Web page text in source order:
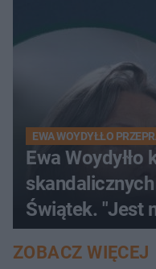
EWA WOYDYŁŁO
Ewa Woydyłło
Świątek. "Jest
ZOBACZ WIĘCEJ